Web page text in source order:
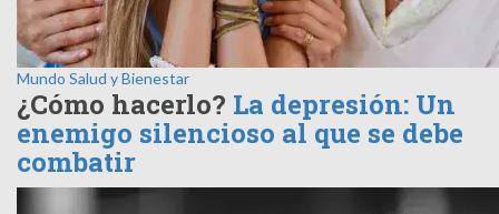
Mundo Salud y Bienestar
¿Cómo hacerlo? La depresión: Un
enemigo silencioso al que se debe
combatir